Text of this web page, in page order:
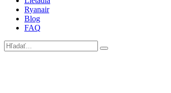
Ryanair
Blog
FAQ